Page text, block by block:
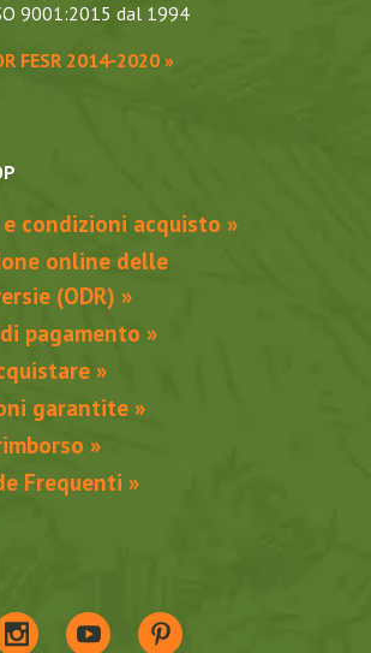
9001:2015 dal 1994
FESR 2014-2020 »
condizioni acquisto »
online delle
(ODR) »
pagamento »
»
garantite »
»
Frequenti »